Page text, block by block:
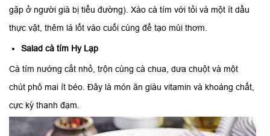
gặp ở người già bị tiểu đường). Xào cà tím với tỏi và một ít dầu
thực vật, thêm lá lốt vào cuối cùng để tạo mùi thơm.
Salad cà tím Hy Lạp
Cà tím nướng cắt nhỏ, trộn cùng cà chua, dưa chuột và một
chút phô mai ít béo. Đây là món ăn giàu vitamin và khoáng chất,
cực kỳ thanh đạm.